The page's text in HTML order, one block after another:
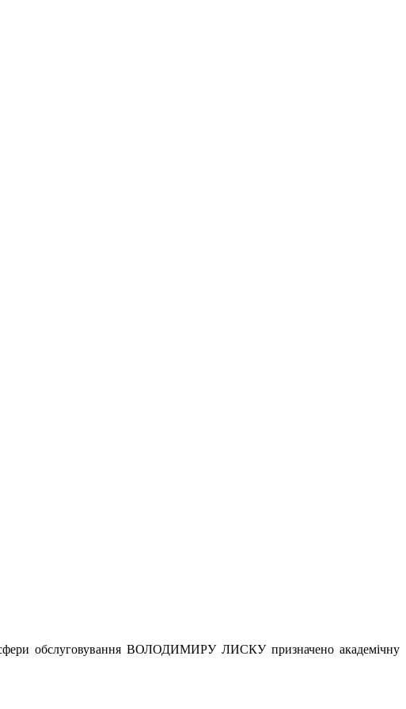
сфери обслуговування ВОЛОДИМИРУ ЛИСКУ призначено академічну